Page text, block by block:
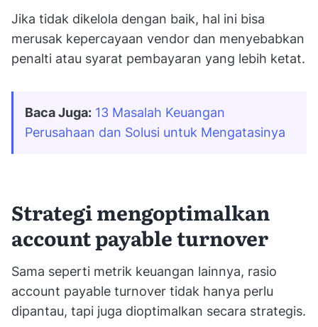
Jika tidak dikelola dengan baik, hal ini bisa
merusak kepercayaan vendor dan menyebabkan
penalti atau syarat pembayaran yang lebih ketat.
Baca Juga: 13 Masalah Keuangan
Perusahaan dan Solusi untuk Mengatasinya
Strategi mengoptimalkan
account payable turnover
Sama seperti metrik keuangan lainnya, rasio
account payable turnover tidak hanya perlu
dipantau, tapi juga dioptimalkan secara strategis.